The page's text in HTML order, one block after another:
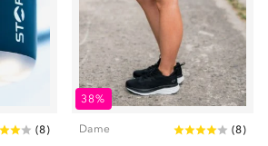
(8)
38%
Dame (8)